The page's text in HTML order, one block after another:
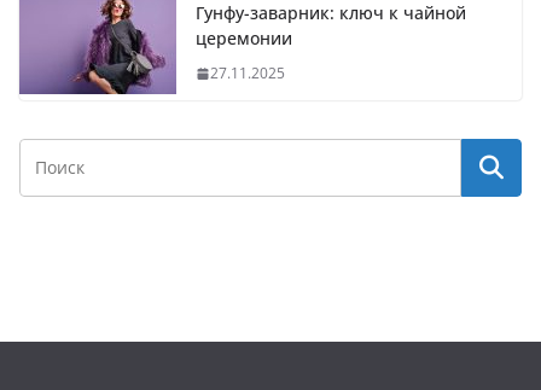
Гунфу-заварник: ключ к чайной
церемонии
27.11.2025